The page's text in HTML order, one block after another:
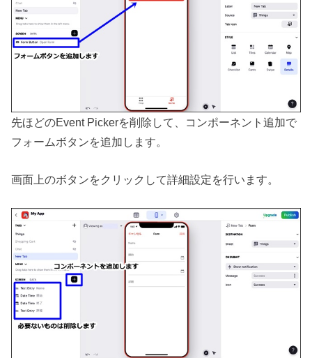
先ほどのEvent Pickerを削除して、コンポーネント追加で
フォームボタンを追加します。
画面上のボタンをクリックして詳細設定を行います。